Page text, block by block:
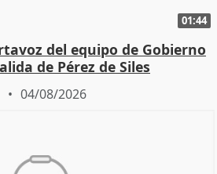
01:44
del equipo de Gobierno
de Pérez de Siles
04/08/2026